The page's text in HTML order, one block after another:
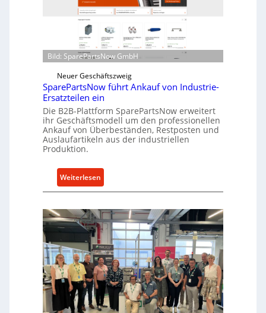
i
n
d
i
r
k
t
A
n
t
i
b
n
t
w
i
c
k
e
l
t
-
l
a
t
f
o
m
Bild: SparePartsNow GmbH
Neuer Geschäftszweig
SparePartsNow führt Ankauf von Industrie-
Ersatzteilen ein
Die B2B-Plattform SparePartsNow erweitert
ihr Geschäftsmodell um den professionellen
Ankauf von Überbeständen, Restposten und
Auslaufartikeln aus der industriellen
Produktion.
Weiterlesen
S
a
r
P
a
r
s